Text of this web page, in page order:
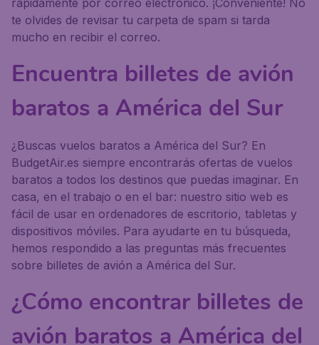
rápidamente por correo electrónico. ¡Conveniente! No
te olvides de revisar tu carpeta de spam si tarda
mucho en recibir el correo.
Encuentra billetes de avión
baratos a América del Sur
¿Buscas vuelos baratos a América del Sur? En
BudgetAir.es siempre encontrarás ofertas de vuelos
baratos a todos los destinos que puedas imaginar. En
casa, en el trabajo o en el bar: nuestro sitio web es
fácil de usar en ordenadores de escritorio, tabletas y
dispositivos móviles. Para ayudarte en tu búsqueda,
hemos respondido a las preguntas más frecuentes
sobre billetes de avión a América del Sur.
¿Cómo encontrar billetes de
avión baratos a América del